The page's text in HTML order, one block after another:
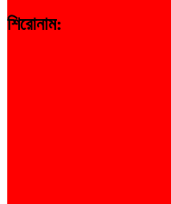
শিরোনাম: